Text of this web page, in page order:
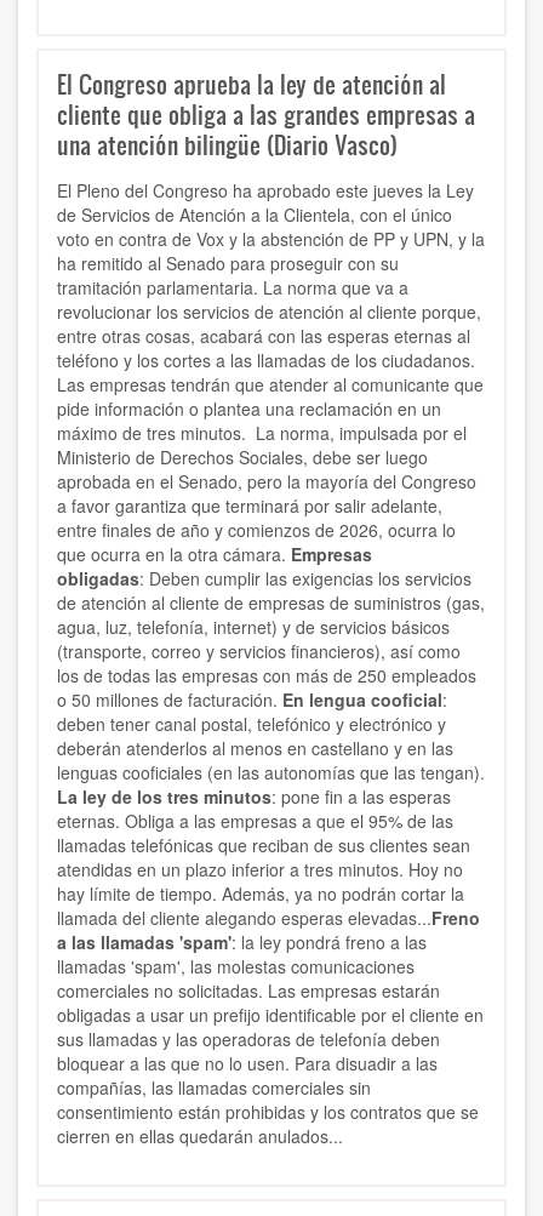
El Congreso aprueba la ley de atención al
cliente que obliga a las grandes empresas a
una atención bilingüe (Diario Vasco)
El Pleno del Congreso ha aprobado este jueves la Ley
de Servicios de Atención a la Clientela, con el único
voto en contra de Vox y la abstención de PP y UPN, y la
ha remitido al Senado para proseguir con su
tramitación parlamentaria. La norma que va a
revolucionar los servicios de atención al cliente porque,
entre otras cosas, acabará con las esperas eternas al
teléfono y los cortes a las llamadas de los ciudadanos.
Las empresas tendrán que atender al comunicante que
pide información o plantea una reclamación en un
máximo de tres minutos. La norma, impulsada por el
Ministerio de Derechos Sociales, debe ser luego
aprobada en el Senado, pero la mayoría del Congreso
a favor garantiza que terminará por salir adelante,
entre finales de año y comienzos de 2026, ocurra lo
que ocurra en la otra cámara. Empresas
obligadas: Deben cumplir las exigencias los servicios
de atención al cliente de empresas de suministros (gas,
agua, luz, telefonía, internet) y de servicios básicos
(transporte, correo y servicios financieros), así como
los de todas las empresas con más de 250 empleados
o 50 millones de facturación. En lengua cooficial:
deben tener canal postal, telefónico y electrónico y
deberán atenderlos al menos en castellano y en las
lenguas cooficiales (en las autonomías que las tengan).
La ley de los tres minutos: pone fin a las esperas
eternas. Obliga a las empresas a que el 95% de las
llamadas telefónicas que reciban de sus clientes sean
atendidas en un plazo inferior a tres minutos. Hoy no
hay límite de tiempo. Además, ya no podrán cortar la
llamada del cliente alegando esperas elevadas...Freno
a las llamadas 'spam': la ley pondrá freno a las
llamadas 'spam', las molestas comunicaciones
comerciales no solicitadas. Las empresas estarán
obligadas a usar un prefijo identificable por el cliente en
sus llamadas y las operadoras de telefonía deben
bloquear a las que no lo usen. Para disuadir a las
compañías, las llamadas comerciales sin
consentimiento están prohibidas y los contratos que se
cierren en ellas quedarán anulados...